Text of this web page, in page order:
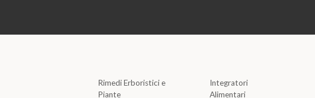
Rimedi Erboristici e
Piante
Integratori
Alimentari